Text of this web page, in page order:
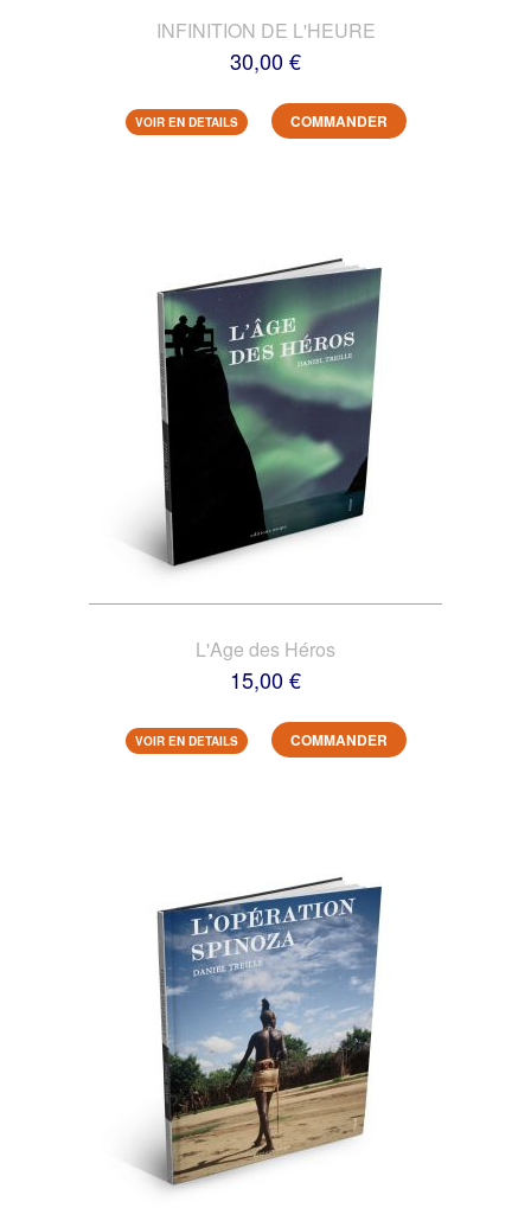
INFINITION DE L'HEURE
30,00 €
VOIR EN DETAILS COMMANDER
L'Age des Héros
15,00 €
VOIR EN DETAILS COMMANDER